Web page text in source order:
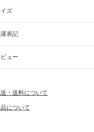
ズ
表記
ュー
・送料について
について